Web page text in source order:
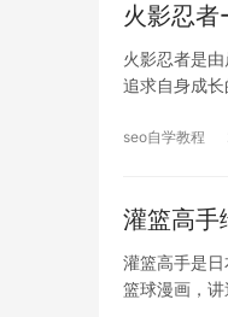
火影忍者
火影忍者是
追求自身成
seo自学教程
灌篮高手
灌篮高手是
篮球漫画，